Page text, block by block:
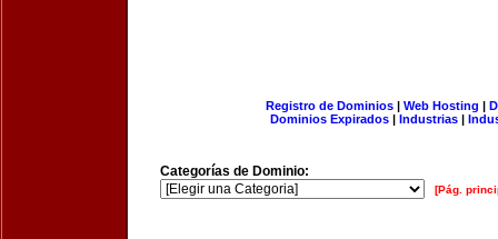
Registro de Dominios| Web Hosting |
Dominios Expirados | Industrias |
Categorías de Dominio:
[Pág.